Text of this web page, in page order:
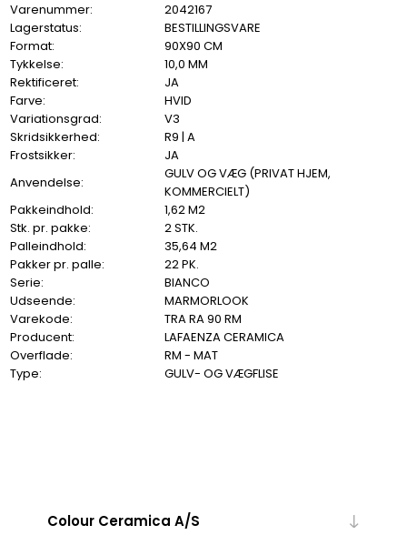
Varenummer:
2042167
Lagerstatus:
BESTILLINGSVARE
Format:
90X90 CM
Tykkelse:
10,0 MM
Rektificeret:
JA
Farve:
HVID
Variationsgrad:
V3
Skridsikkerhed:
R9 | A
Frostsikker:
JA
Anvendelse:
GULV OG VÆG (PRIVAT HJEM,
KOMMERCIELT)
Pakkeindhold:
1,62 M2
Stk. pr. pakke:
2 STK.
Palleindhold:
35,64 M2
Pakker pr. palle:
22 PK.
Serie:
BIANCO
Udseende:
MARMORLOOK
Varekode:
TRA RA 90 RM
Producent:
LAFAENZA CERAMICA
Overflade:
RM - MAT
Type:
GULV- OG VÆGFLISE
Colour Ceramica A/S